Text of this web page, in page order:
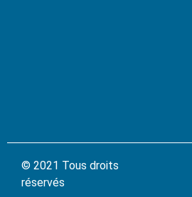
© 2021 Tous droits
réservés